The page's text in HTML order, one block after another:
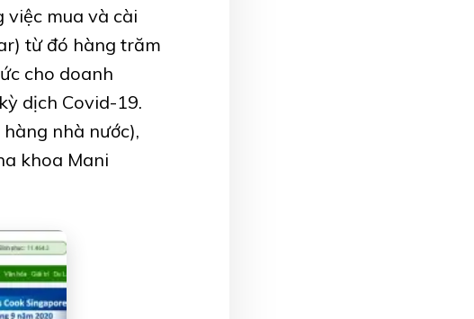
mua và cài
từ đó hàng trăm
cho doanh
dịch Covid-19.
nhà nước),
khoa Mani